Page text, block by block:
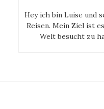
Hey ich bin Luise und
Reisen. Mein Ziel ist
Welt besucht zu